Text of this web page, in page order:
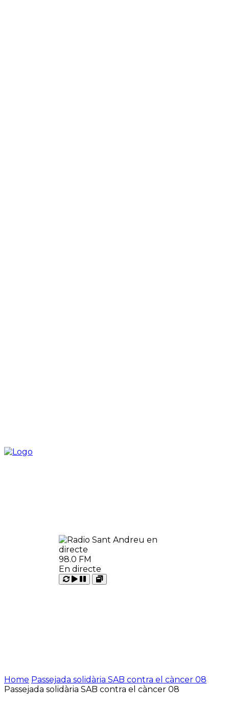
98.0 FM
En directe
Carregant
Reproduir
Pausar
Open
Home Passejada solidària SAB contra el càncer 08
Passejada solidària SAB contra el càncer 08